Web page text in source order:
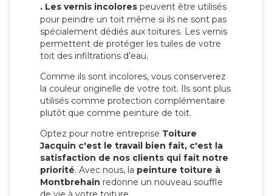
. Les vernis incolores peuvent être utilisés
pour peindre un toit même si ils ne sont pas
spécialement dédiés aux toitures. Les vernis
permettent de protéger les tuiles de votre
toit des infiltrations d’eau.
Comme ils sont incolores, vous conserverez
la couleur originelle de votre toit. Ils sont plus
utilisés comme protection complémentaire
plutôt que comme peinture de toit.
Optez pour notre entreprise Toiture
Jacquin c'est le travail bien fait, c'est la
satisfaction de nos clients qui fait notre
priorité. Avec nous, la peinture toiture à
Montbrehain redonne un nouveau souffle